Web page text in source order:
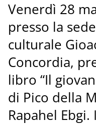
Venerdì 28
presso la
culturale
Concordia,
libro “Il
di Pico della
Rapahel